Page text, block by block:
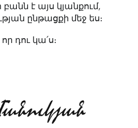
է այս կյանքում,
ընթացքի մեջ ես։
դու կա՛ս։